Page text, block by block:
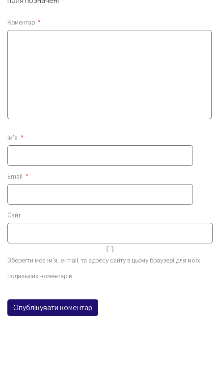
Коментар *
Ім'я *
Email *
Сайт
Зберегти моє ім'я, e-mail, та адресу сайту в цьому браузері для моїх
подальших коментарів.